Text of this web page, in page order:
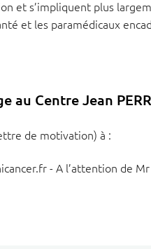
et s’impliquent plus
et les paramédicaux
au Centre Jean
de motivation) à :
- A l’attention de